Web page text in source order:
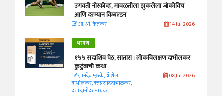
उगवती नोस्कोव्हा, मावळतीला झुकलेला जोकोविच
आणि दरम्यान विम्बल्डन
आ. श्री. केतकर 14 Jul 2026
भाषण
१५५ सदाशिव पेठ, सातारा : लोकविलक्षण दाभोलकर
कुटुंबाची कथा
ज्ञानदेव म्हस्के, डॉ. शैला
दाभोलकर, दत्तप्रसाद दाभोळकर,
दत्ता दामोदर नायक
08 Jul 2026